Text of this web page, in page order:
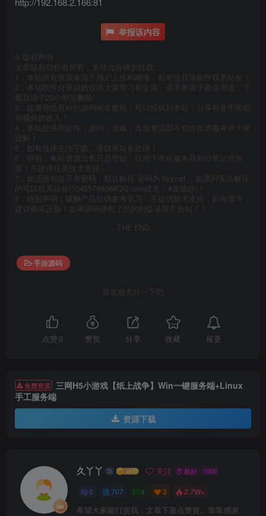
举报该内容
版权声明
文章版权归作者所有，未经允许请勿转载。
1，本站所有资源来源于用户上传和网络，如有侵权请邮件联系站长！
2，本站软件分享目的仅供大家学习和交流，请不要用于商业用途，下
载后请于23小时后删除!
3，如果你也有好的源码或者教程，可以投稿到本站，分享有金币奖励
和额外的收入！
4，本站提供的软件，源码，游戏，其他资源部不包含技术服务请大家
谅解！
5，如有链接无法下载，请联系站长处理！
6，申明：本站资源出售只是赞助，仅用于本站服务器和日常运营所
需！不提供任何技术支持。
7，如压缩包提示有密码，默认解压 密码为‘9yy.net’，如遇到无法解压
的可以联系站长(1045578806#QQ.com注意：#改成@)！
8，特别声明：破解产品仅供参考学习，不提供技术支持，如有需求，
建议购买正版！如果源码侵犯了您的利益请留言告知！！
THE END
手游源码
喜欢就支持一下吧
点赞 0 赞赏 分享 收藏 催更
免费资源 三网H5小游戏【纸上战争】Win一键服务端+Linux
手工服务端
资源下载
久丫丫 关注 极好 · 1000
0 707 4 3 2.7W+
希望大家能打赏我，文章下面点赞赏。非常感谢。